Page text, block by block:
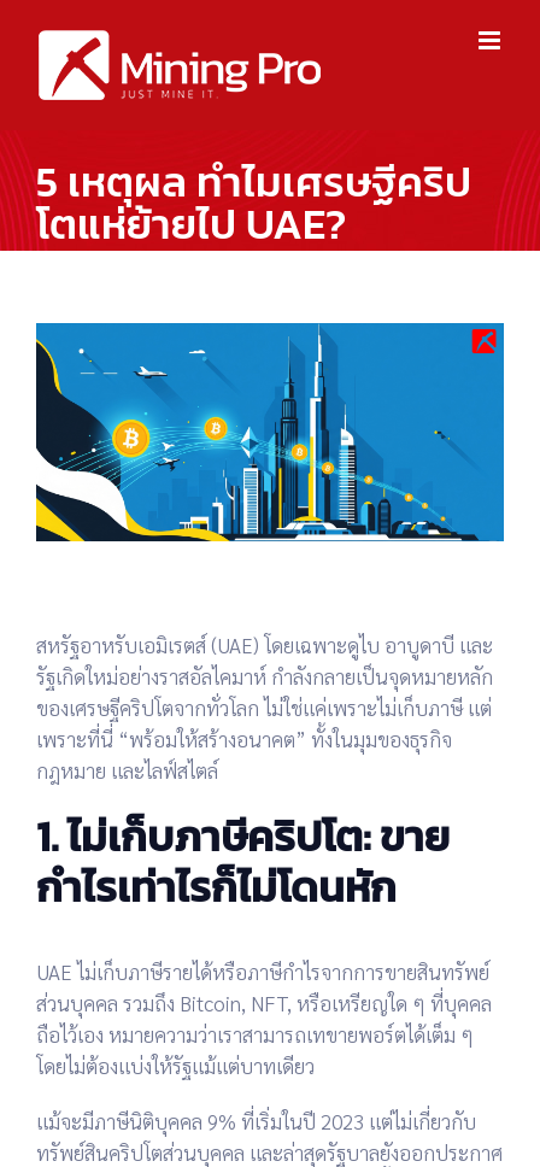
content
5 เหตุผล ทำไมเศรษฐีคริป
โตแห่ย้ายไป UAE?
View
Larger
Image
สหรัฐอาหรับเอมิเรตส์ (UAE) โดยเฉพาะดูไบ อาบูดาบี และ
รัฐเกิดใหม่อย่างราสอัลไคมาห์ กำลังกลายเป็นจุดหมายหลัก
ของเศรษฐีคริปโตจากทั่วโลก ไม่ใช่แค่เพราะไม่เก็บภาษี แต่
เพราะที่นี่ “พร้อมให้สร้างอนาคต” ทั้งในมุมของธุรกิจ
กฎหมาย และไลฟ์สไตล์
1. ไม่เก็บภาษีคริปโต: ขาย
กำไรเท่าไรก็ไม่โดนหัก
UAE ไม่เก็บภาษีรายได้หรือภาษีกำไรจากการขายสินทรัพย์
ส่วนบุคคล รวมถึง Bitcoin, NFT, หรือเหรียญใด ๆ ที่บุคคล
ถือไว้เอง หมายความว่าเราสามารถเทขายพอร์ตได้เต็ม ๆ
โดยไม่ต้องแบ่งให้รัฐแม้แต่บาทเดียว
แม้จะมีภาษีนิติบุคคล 9% ที่เริ่มในปี 2023 แต่ไม่เกี่ยวกับ
ทรัพย์สินคริปโตส่วนบุคคล และล่าสุดรัฐบาลยังออกประกาศ